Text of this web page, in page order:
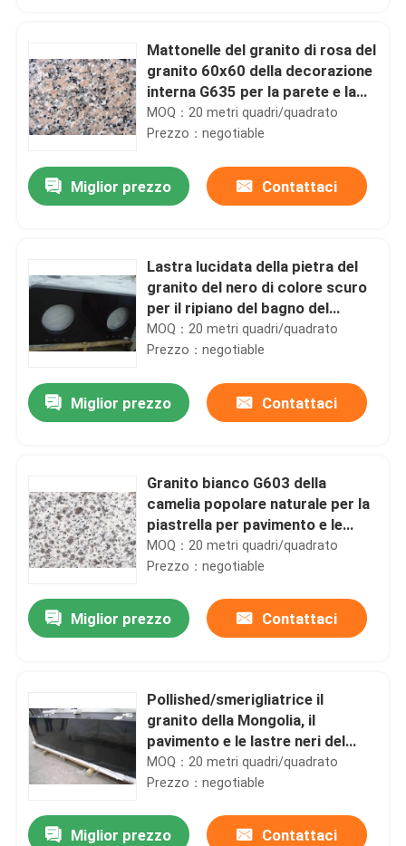
Mattonelle del granito di rosa del
granito 60x60 della decorazione
interna G635 per la parete e la
pavimentazione
MOQ：20 metri quadri/quadrato
Prezzo：negotiable
Miglior prezzo Contattaci
Lastra lucidata della pietra del
granito del nero di colore scuro
per il ripiano del bagno del
granito
MOQ：20 metri quadri/quadrato
Prezzo：negotiable
Miglior prezzo Contattaci
Granito bianco G603 della
camelia popolare naturale per la
piastrella per pavimento e le
scale
MOQ：20 metri quadri/quadrato
Prezzo：negotiable
Miglior prezzo Contattaci
Pollished/smerigliatrice il
granito della Mongolia, il
pavimento e le lastre neri del
granito della decorazione
MOQ：20 metri quadri/quadrato
Prezzo：negotiable
Miglior prezzo Contattaci